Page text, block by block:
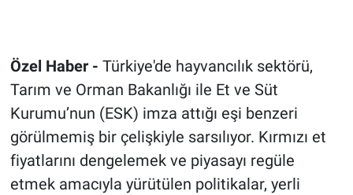
Özel Haber - Türkiye'de hayvancılık sektörü,
Tarım ve Orman Bakanlığı ile Et ve Süt
Kurumu’nun (ESK) imza attığı eşi benzeri
görülmemiş bir çelişkiyle sarsılıyor. Kırmızı et
fiyatlarını dengelemek ve piyasayı regüle
etmek amacıyla yürütülen politikalar, yerli